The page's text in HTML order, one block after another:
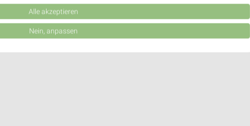
von Werbeanzeigen
Werbung
Alle akzeptieren
Nein, anpassen